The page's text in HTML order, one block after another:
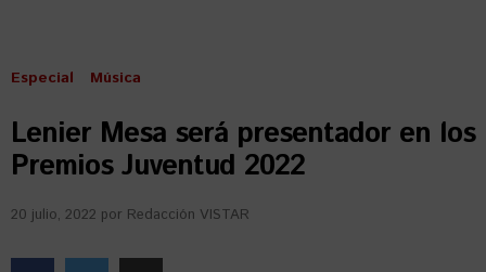
Especial Música
Lenier Mesa será presentador en los
Premios Juventud 2022
20 julio, 2022 por Redacción VISTAR